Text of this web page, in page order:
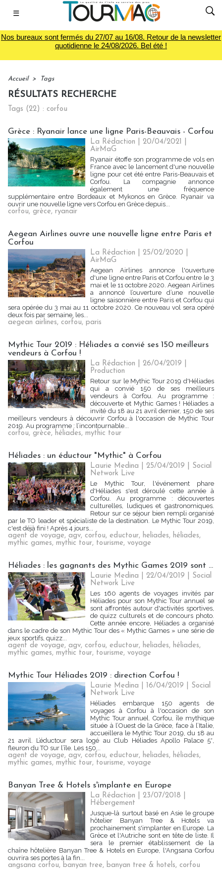
☰
Nos bureaux sont fermés du 27/07 au 16/08. Retour de la newsletter
quotidienne le 24/08/2026. Bel été !
Accueil > Tags
RÉSULTATS RECHERCHE
Tags (22) : corfou
Grèce : Ryanair lance une ligne Paris-Beauvais - Corfou
La Rédaction | 20/04/2021
AirMaG
Ryanair étoffe son programme de vols en
France avec le lancement d'une nouvelle
ligne pour cet été entre Paris-Beauvais et
Corfou. La compagnie annonce
également une fréquence
supplémentaire entre Bordeaux et Mykonos en Grèce. Ryanair va
ouvrir une nouvelle ligne vers Corfou en Grèce depuis...
corfou, grèce, ryanair
Aegean Airlines ouvre une nouvelle ligne entre Paris et
Corfou
La Rédaction | 25/02/2020
AirMaG
Aegean Airlines annonce l'ouverture
d'une ligne entre Paris et Corfou entre le 3
mai et le 11 octobre 2020. Aegean Airlines
a annoncé l’ouverture d’une nouvelle
ligne saisonnière entre Paris et Corfou qui
sera opérée du 3 mai au 11 octobre 2020. Ce nouveau vol sera opéré
deux fois par semaine, les...
aegean airlines, corfou, paris
Mythic Tour 2019 : Héliades a convié ses 150 meilleurs
vendeurs à Corfou !
La Rédaction | 26/04/2019
Production
Retour sur le Mythic Tour 2019 d'Héliades
qui a convié 150 de ses meilleurs
vendeurs à Corfou. Au programme :
découverte et Mythic Games ! Héliades a
invité du 18 au 21 avril dernier, 150 de ses
meilleurs vendeurs à découvrir Corfou à l'occasion de Mythic Tour
2019. Au programme : l’incontournable...
corfou, grèce, héliades, mythic tour
Héliades : un éductour "Mythic" à Corfou
Laurie Medina | 25/04/2019
Social
Network Live
Le Mythic Tour, l'événement phare
d'Héliades s'est déroulé cette année à
Corfou. Au programme : découvertes
culturelles, ludiques et gastronomiques.
Retour sur ce séjour bien rempli organisé
par le TO leader et spécialiste de la destination. Le Mythic Tour 2019,
c'est déjà fini ! Après 4 jours...
agent de voyage, agv, corfou, eductour, heliades, héliades,
mythic games, mythic tour, tourisme, voyage
Héliades : les gagnants des Mythic Games 2019 sont ...
Laurie Medina | 22/04/2019
Social
Network Live
Les 160 agents de voyages invités par
Héliades pour son Mythic Tour annuel se
sont affrontés autour d'activités sportives,
de quizz culturels et de concours photo.
Cette année encore, Héliades a organisé
dans le cadre de son Mythic Tour des « Mythic Games » une série de
jeux sportifs, quizz...
agent de voyage, agv, corfou, eductour, heliades, héliades,
mythic games, mythic tour, tourisme, voyage
Mythic Tour Héliades 2019 : direction Corfou !
Laurie Medina | 16/04/2019
Social
Network Live
Héliades embarque 150 agents de
voyages à Corfou à l'occasion de son
Mythic Tour annuel. Corfou, île mythique
située à l’Ouest de la Grèce, face à l’Italie,
accueillera le Mythic Tour 2019, du 18 au
21 avril. L’éductour sera logé au Club Héliades Apollo Palace 5*,
fleuron du TO sur l’île. Les 150...
agent de voyage, agv, corfou, eductour, heliades, héliades,
mythic games, mythic tour, tourisme, voyage
Banyan Tree & Hotels s'implante en Europe
La Rédaction | 23/07/2018
Hébergement
Jusque-là surtout basé en Asie le groupe
hôtelier Banyan Tree & Hotels va
prochainement s'implanter en Europe. La
Grèce et l'Autriche sont en tête de liste. Il
sera le premier établissement de la
chaîne hôtelière Banyan Tree & Hotels en Europe, l'Angsana Corfou
ouvrira ses portes à la fin...
angsana corfou, banyan tree, banyan tree & hotels, corfou